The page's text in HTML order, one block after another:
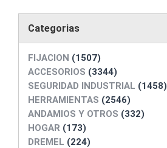
Categorias
FIJACION (1507)
ACCESORIOS (3344)
SEGURIDAD INDUSTRIAL (1458)
HERRAMIENTAS (2546)
ANDAMIOS Y OTROS (332)
HOGAR (173)
DREMEL (224)